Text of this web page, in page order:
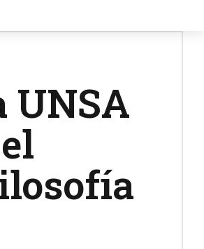
UNSA